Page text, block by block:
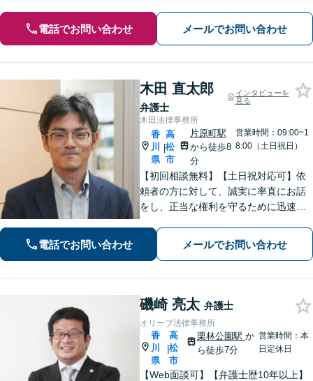
電話でお問い合わせ メールでお問い合わせ
木田 直太郎
弁護士
インタビューを
見る
木田法律事務所
香
川
県
|
高
松
市
片原町駅
から徒歩8
分
営業時間：09:00~1
8:00（土日祝日）
【初回相談無料】【土日祝対応可】依
頼者の方に対して、誠実に率直にお話
をし、正当な権利を守るために迅速に
テラン弁護士のノウハウと、若手弁護
士のフットワークで、依頼者の方の多
電話でお問い合わせ メールでお問い合わせ
磯崎 亮太 弁護士
オリーブ法律事務所
香
川
県
|
高
松
市
栗林公園駅 か
ら徒歩7分
営業時間：本
日定休日
【Web面談可】【弁護士歴10年以上】